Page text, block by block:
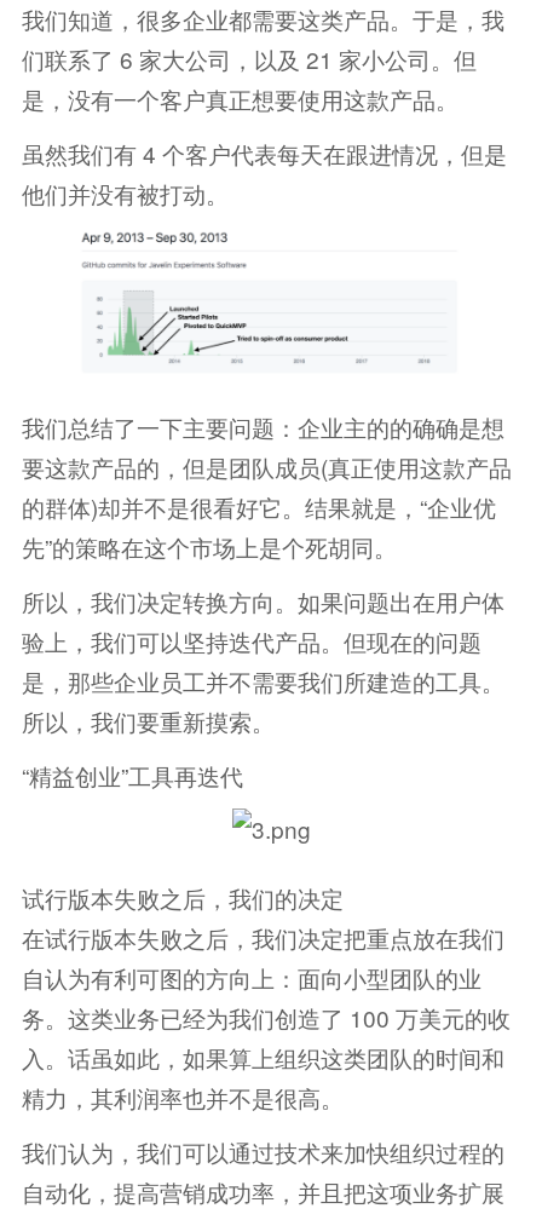
我们知道，很多企业都需要这类产品。于是，我
们联系了 6 家大公司，以及 21 家小公司。但
是，没有一个客户真正想要使用这款产品。
虽然我们有 4 个客户代表每天在跟进情况，但是
他们并没有被打动。
我们总结了一下主要问题：企业主的的确确是想
要这款产品的，但是团队成员(真正使用这款产品
的群体)却并不是很看好它。结果就是，“企业优
先”的策略在这个市场上是个死胡同。
所以，我们决定转换方向。如果问题出在用户体
验上，我们可以坚持迭代产品。但现在的问题
是，那些企业员工并不需要我们所建造的工具。
所以，我们要重新摸索。
“精益创业”工具再迭代
试行版本失败之后，我们的决定
在试行版本失败之后，我们决定把重点放在我们
自认为有利可图的方向上：面向小型团队的业
务。这类业务已经为我们创造了 100 万美元的收
入。话虽如此，如果算上组织这类团队的时间和
精力，其利润率也并不是很高。
我们认为，我们可以通过技术来加快组织过程的
自动化，提高营销成功率，并且把这项业务扩展